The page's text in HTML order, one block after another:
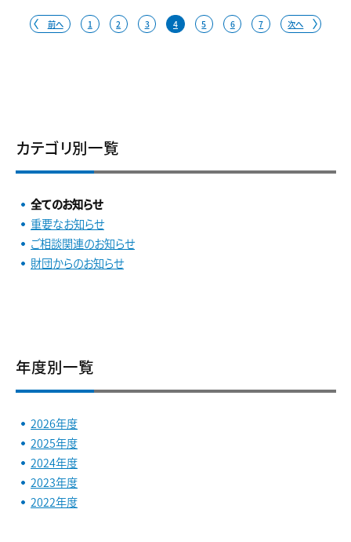
前へ 1 2 3 4 5 6 7 次へ
カテゴリ別一覧
全てのお知らせ
重要なお知らせ
ご相談関連のお知らせ
財団からのお知らせ
年度別一覧
2026年度
2025年度
2024年度
2023年度
2022年度